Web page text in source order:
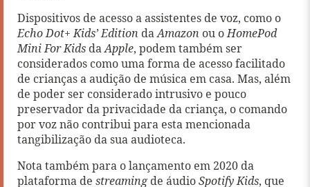
Dispositivos de acesso a assistentes de voz, como o
Echo Dot+ Kids’ Edition daAmazon ou oHomePod
Mini For Kids daApple, podem também ser
considerados como uma forma de acesso facilitado
de crianças a audição de música em casa. Mas, além
de poder ser considerado intrusivo e pouco
preservador da privacidade da criança, o comando
por voz não contribui para esta mencionada
tangibilização da sua audioteca.
Nota também para o lançamento em 2020 da
plataforma de streaming de áudio Spotify Kids, que